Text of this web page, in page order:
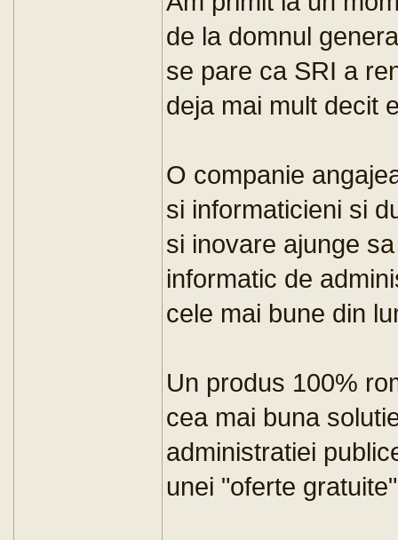
de la domnul
se pare ca SRI a
deja mai mult decit
O companie
si informaticieni si
si inovare ajunge
informatic de
cele mai bune din
Un produs 100%
cea mai buna
administratiei
unei "oferte